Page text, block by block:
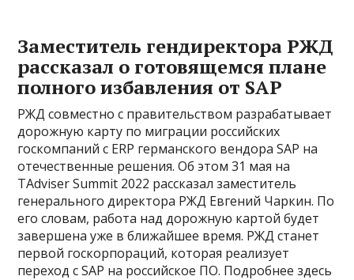
Заместитель гендиректора РЖД
рассказал о готовящемся плане
полного избавления от SAP
РЖД совместно с правительством разрабатывает
дорожную карту по миграции российских
госкомпаний с ERP германского вендора SAP на
отечественные решения. Об этом 31 мая на
TAdviser Summit 2022 рассказал заместитель
генерального директора РЖД Евгений Чаркин. По
его словам, работа над дорожную картой будет
завершена уже в ближайшее время. РЖД станет
первой госкорпораций, которая реализует
переход с SAP на российское ПО. Подробнее здесь